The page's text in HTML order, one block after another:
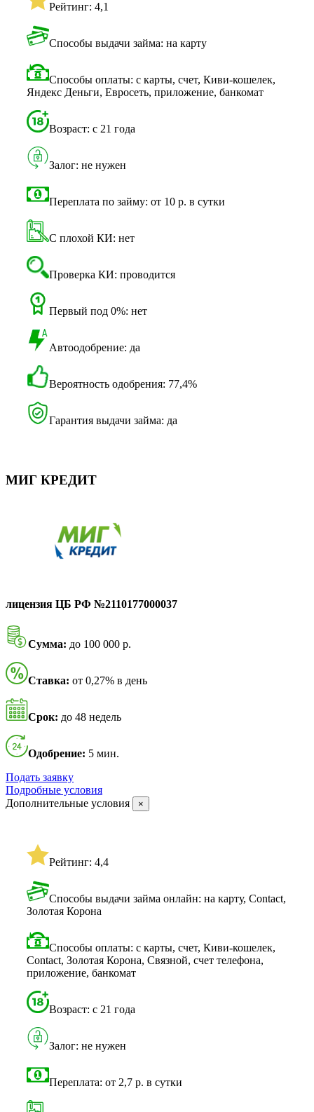
Рейтинг: 4,1
Способы выдачи займа: на карту
Способы оплаты: с карты, счет, Киви-кошелек,
Яндекс Деньги, Евросеть, приложение, банкомат
Возраст: с 21 года
Залог: не нужен
Переплата по займу: от 10 р. в сутки
С плохой КИ: нет
Проверка КИ: проводится
Первый под 0%: нет
Автоодобрение: да
Вероятность одобрения: 77,4%
Гарантия выдачи займа: да
МИГ КРЕДИТ
лицензия ЦБ РФ №2110177000037
Сумма: до 100 000 р.
Ставка: от 0,27% в день
Срок: до 48 недель
Одобрение: 5 мин.
Подать заявку
Подробные условия
Дополнительные условия
×
Рейтинг: 4,4
Способы выдачи займа онлайн: на карту, Contact,
Золотая Корона
Способы оплаты: с карты, счет, Киви-кошелек,
Contact, Золотая Корона, Связной, счет телефона,
приложение, банкомат
Возраст: с 21 года
Залог: не нужен
Переплата: от 2,7 р. в сутки